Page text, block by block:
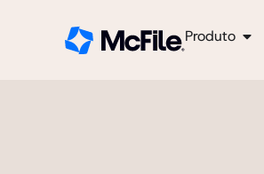
Produto